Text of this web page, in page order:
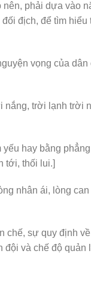
phải dựa vào
địch, để tìm hiểu
vọng của
trời lạnh trời
hay bằng
tới, thối lui.]
nhân ái, lòng
chế, sự quy định
đội và chế độ quản